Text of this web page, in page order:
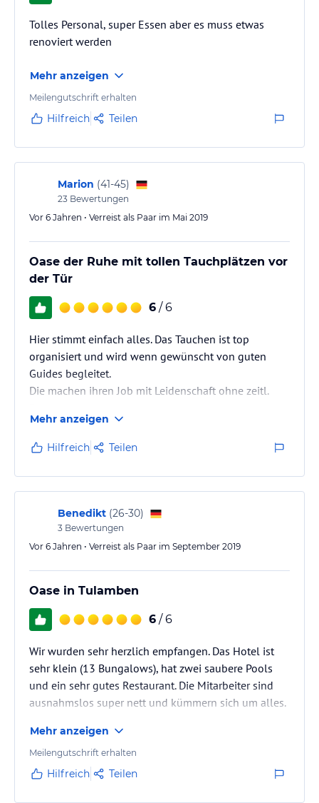
Tolles Personal, super Essen aber es muss etwas
renoviert werden
Mehr anzeigen
Meilengutschrift erhalten
Hilfreich Teilen
Marion (41-45)
23 Bewertungen
Vor 6 Jahren • Verreist als Paar im Mai 2019
Oase der Ruhe mit tollen Tauchplätzen vor
der Tür
6 / 6
Hier stimmt einfach alles. Das Tauchen ist top
organisiert und wird wenn gewünscht von guten
Guides begleitet.
Die machen ihren Job mit Leidenschaft ohne zeitl.
Mehr anzeigen
Hilfreich Teilen
Benedikt (26-30)
3 Bewertungen
Vor 6 Jahren • Verreist als Paar im September 2019
Oase in Tulamben
6 / 6
Wir wurden sehr herzlich empfangen. Das Hotel ist
sehr klein (13 Bungalows), hat zwei saubere Pools
und ein sehr gutes Restaurant. Die Mitarbeiter sind
ausnahmslos super nett und kümmern sich um alles.
Wir haben uns wunschlos glücklich gefühlt
Mehr anzeigen
Meilengutschrift erhalten
Hilfreich Teilen